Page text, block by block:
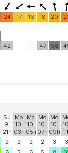
24 17 16 18 20
42 47 98
Su
9.
21h
Mo
10.
03h
Mo
10.
05h
Mo
10.
07h
Mo
10.
09h
2 2 2 2 3
3